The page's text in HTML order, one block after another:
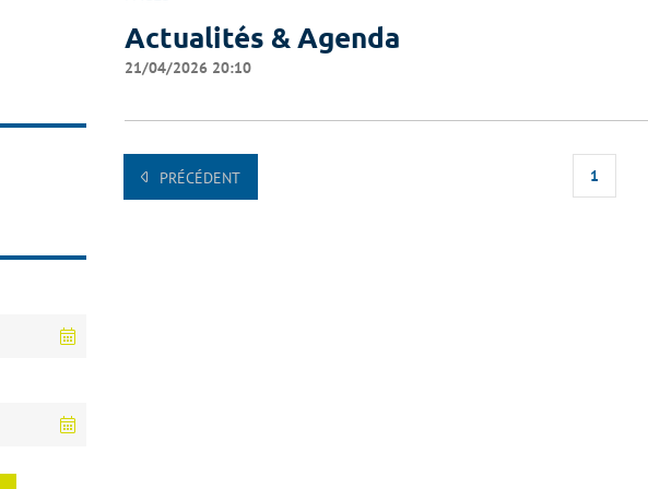
Actualités & Agenda
21/04/2026 20:10
PRÉCÉDENT 1